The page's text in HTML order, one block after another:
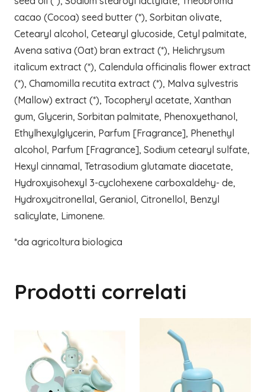
cacao (Cocoa) seed butter (*), Sorbitan olivate,
Cetearyl alcohol, Cetearyl glucoside, Cetyl palmitate,
Avena sativa (Oat) bran extract (*), Helichrysum
italicum extract (*), Calendula officinalis flower extract
(*), Chamomilla recutita extract (*), Malva sylvestris
(Mallow) extract (*), Tocopheryl acetate, Xanthan
gum, Glycerin, Sorbitan palmitate, Phenoxyethanol,
Ethylhexylglycerin, Parfum [Fragrance], Phenethyl
alcohol, Parfum [Fragrance], Sodium cetearyl sulfate,
Hexyl cinnamal, Tetrasodium glutamate diacetate,
Hydroxyisohexyl 3-cyclohexene carboxaldehy- de,
Hydroxycitronellal, Geraniol, Citronellol, Benzyl
salicylate, Limonene.
*da agricoltura biologica
Prodotti correlati